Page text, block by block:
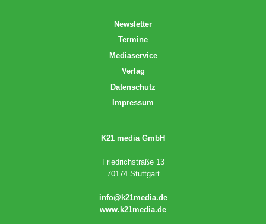
Newsletter
Termine
Mediaservice
Verlag
Datenschutz
Impressum
K21 media GmbH
Friedrichstraße 13
70174 Stuttgart
info@k21media.de
www.k21media.de